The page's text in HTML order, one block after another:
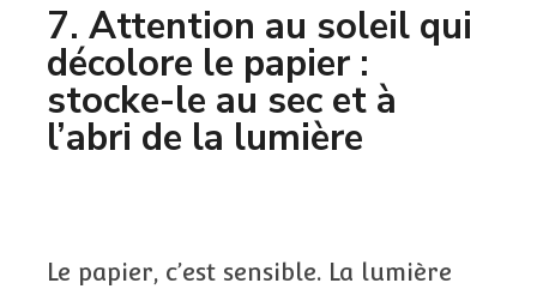
7. Attention au soleil qui
décolore le papier :
stocke-le au sec et à
l’abri de la lumière
Le papier, c’est sensible. La lumière